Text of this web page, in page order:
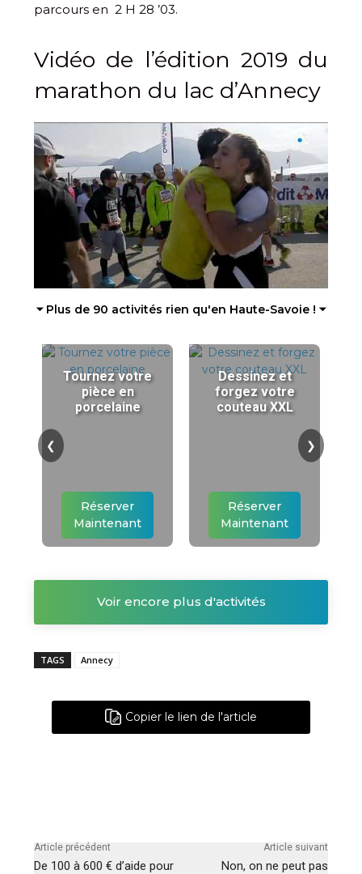
parcours en 2 H 28 ’03.
Vidéo de l’édition 2019 du
marathon du lac d’Annecy
⏷ Plus de 90 activités rien qu'en Haute-Savoie ! ⏷
Tournez votre
pièce en
porcelaine
Réserver
Maintenant
Dessinez et
forgez votre
couteau XXL
Réserver
Maintenant
❮ ❯
Voir encore plus d'activités
TAGS Annecy
Copier le lien de l'article
Article précédent
De 100 à 600 € d’aide pour
Article suivant
Non, on ne peut pas